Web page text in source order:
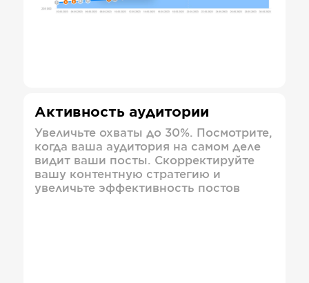
Активность аудитории
Увеличьте охваты до 30%. Посмотрите,
когда ваша аудитория на самом деле
видит ваши посты. Скорректируйте
вашу контентную стратегию и
увеличьте эффективность постов